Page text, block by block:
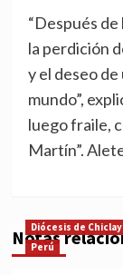
“Después
la perdición
y el deseo
mundo”,
luego fraile,
Martín”.
Notas
Diócesis de
Perú